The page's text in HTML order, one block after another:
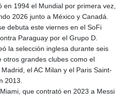
en 1994 el Mundial por primera vez,
2026 junto a México y Canadá.
debuta este viernes en el SoFi
Paraguay por el Grupo D.
la selección inglesa durante seis
otros grandes clubes como el
el AC Milan y el Paris Saint-
2013.
que contrató en 2023 a Messi